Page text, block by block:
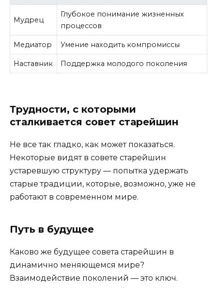
Мудрец
Глубокое понимание жизненных
процессов
Медиатор Умение находить компромиссы
Наставник Поддержка молодого поколения
Трудности, с которыми
сталкивается совет старейшин
Не все так гладко, как может показаться.
Некоторые видят в совете старейшин
устаревшую структуру — попытка удержать
старые традиции, которые, возможно, уже не
работают в современном мире.
Путь в будущее
Каково же будущее совета старейшин в
динамично меняющемся мире?
Взаимодействие поколений — это ключ.